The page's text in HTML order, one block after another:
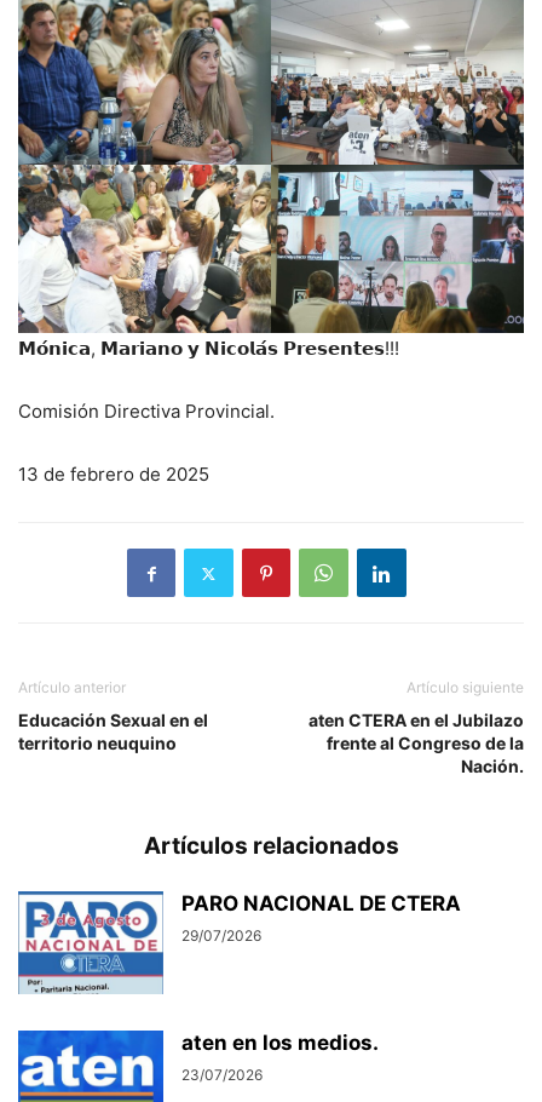
𝗠𝗼́𝗻𝗶𝗰𝗮, 𝗠𝗮𝗿𝗶𝗮𝗻𝗼 𝘆 𝗡𝗶𝗰𝗼𝗹𝗮́𝘀 𝗣𝗿𝗲𝘀𝗲𝗻𝘁𝗲𝘀!!!
Comisión Directiva Provincial.
13 de febrero de 2025
Artículo anterior
Educación Sexual en el
territorio neuquino
Artículo siguiente
aten CTERA en el Jubilazo
frente al Congreso de la
Nación.
Artículos relacionados
PARO NACIONAL DE CTERA
29/07/2026
aten en los medios.
23/07/2026